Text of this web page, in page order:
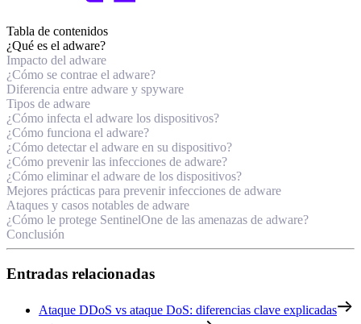
Tabla de contenidos
¿Qué es el adware?
Impacto del adware
¿Cómo se contrae el adware?
Diferencia entre adware y spyware
Tipos de adware
¿Cómo infecta el adware los dispositivos?
¿Cómo funciona el adware?
¿Cómo detectar el adware en su dispositivo?
¿Cómo prevenir las infecciones de adware?
¿Cómo eliminar el adware de los dispositivos?
Mejores prácticas para prevenir infecciones de adware
Ataques y casos notables de adware
¿Cómo le protege SentinelOne de las amenazas de adware?
Conclusión
Entradas relacionadas
Ataque DDoS vs ataque DoS: diferencias clave explicadas